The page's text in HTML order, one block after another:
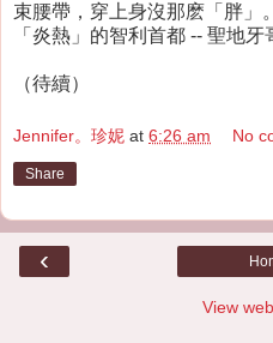
束腰帶，穿上身沒那麽「胖」
「炎熱」的智利首都 -- 聖地牙
（待續）
Jennifer。珍妮 at 6:26 am No
Share
‹
View